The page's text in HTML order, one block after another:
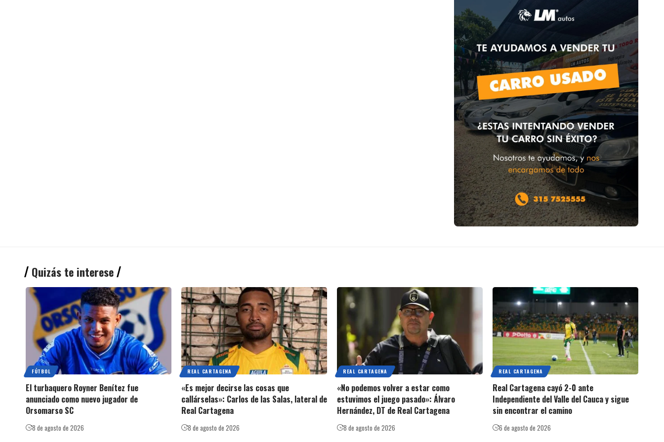
Quizás te interese
FÚTBOL
El turbaquero Royner Benítez fue
anunciado como nuevo jugador de
Orsomarso SC
8 de agosto de 2026
REAL CARTAGENA
«Es mejor decirse las cosas que
callárselas»: Carlos de las Salas, lateral de
Real Cartagena
8 de agosto de 2026
REAL CARTAGENA
«No podemos volver a estar como
estuvimos el juego pasado»: Álvaro
Hernández, DT de Real Cartagena
8 de agosto de 2026
REAL CARTAGENA
Real Cartagena cayó 2-0 ante
Independiente del Valle del Cauca y sigue
sin encontrar el camino
6 de agosto de 2026